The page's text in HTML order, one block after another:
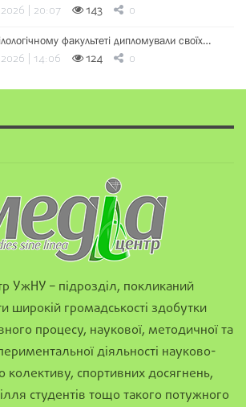
| 20:07 143 0
факультеті дипломували своїх…
| 14:06 124 0
УжНУ – підрозділ, покликаний
широкій громадськості здобутки
процесу, наукової, методичної та
діяльності науково-
колективу, спортивних досягнень,
студентів тощо такого потужного